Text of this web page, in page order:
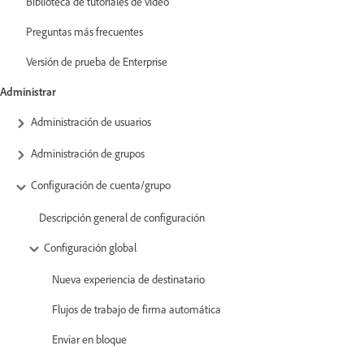
Preguntas más frecuentes
Versión de prueba de Enterprise
Administrar
Administración de usuarios
Administración de grupos
Configuración de cuenta/grupo
Descripción general de configuración
Configuración global
Nueva experiencia de destinatario
Flujos de trabajo de firma automática
Enviar en bloque